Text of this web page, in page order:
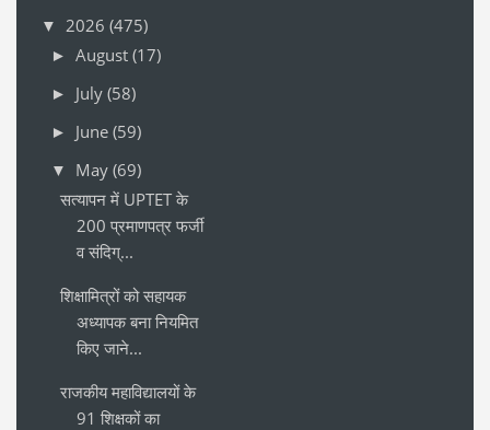
▼ 2026 (475)
► August (17)
► July (58)
► June (59)
▼ May (69)
सत्यापन में UPTET के
200 प्रमाणपत्र फर्जी
व संदिग्...
शिक्षामित्रों को सहायक
अध्यापक बना नियमित
किए जाने...
राजकीय महाविद्यालयों के
91 शिक्षकों का